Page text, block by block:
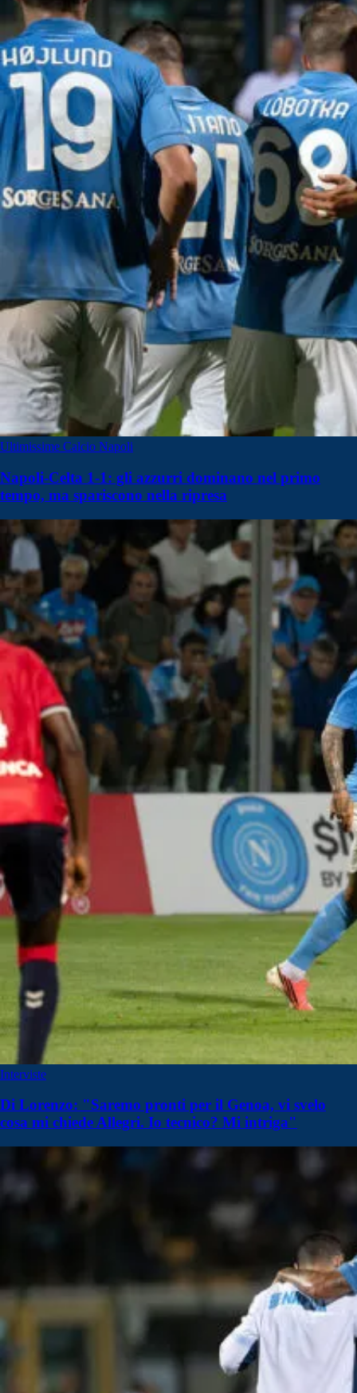
Ultimissime Calcio Napoli
Napoli-Celta 1-1: gli azzurri dominano nel primo
tempo, ma spariscono nella ripresa
Interviste
Di Lorenzo: "Saremo pronti per il Genoa, vi svelo
cosa mi chiede Allegri. Io tecnico? Mi intriga"